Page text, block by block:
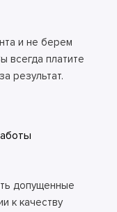
и не берем
всегда платите
результат.
допущенные
к качеству